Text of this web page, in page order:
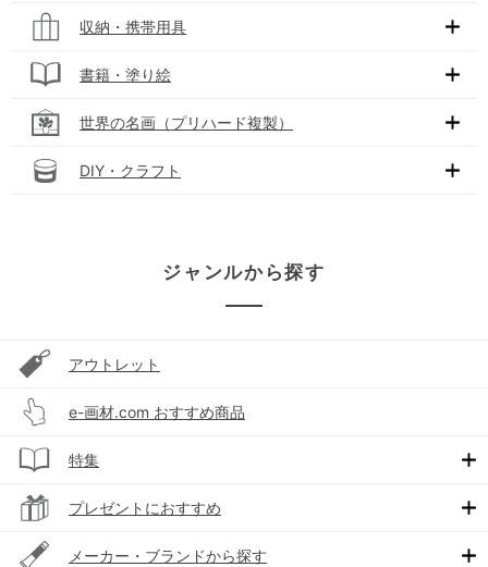
収納・携帯用具
書籍・塗り絵
世界の名画（プリハード複製）
DIY・クラフト
ジャンルから探す
アウトレット
e-画材.com おすすめ商品
特集
プレゼントにおすすめ
メーカー・ブランドから探す